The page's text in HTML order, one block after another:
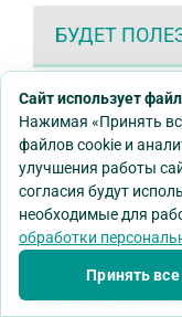
БУДЕТ
С 1 сентября
проведения
безопасности
Пожарная
Приказ МЧС
Вебинары по
сентября
Демоверсии
Сайт использует
Нажимая «Принять
файлов cookie и
улучшения работы
согласия будут
необходимые для
обработки
Принять все